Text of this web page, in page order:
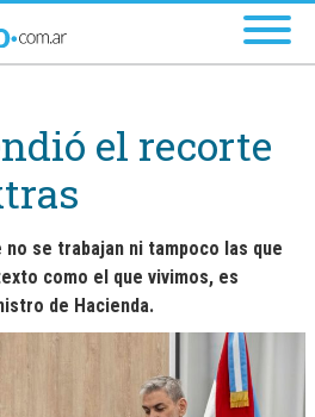
el recorte
se trabajan ni tampoco las que
como el que vivimos, es
de Hacienda.